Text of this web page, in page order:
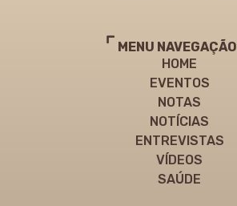
MENU NAVEGAÇÃO
HOME
EVENTOS
NOTAS
NOTÍCIAS
ENTREVISTAS
VÍDEOS
SAÚDE